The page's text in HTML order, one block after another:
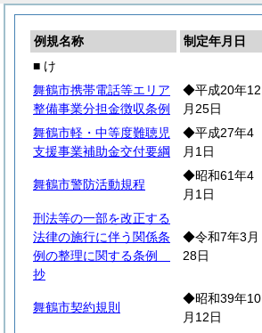
例規名称 制定年月日
■ け
舞鶴市携帯電話等エリア
整備事業分担金徴収条例
◆平成20年12
月25日
舞鶴市軽・中等度難聴児
支援事業補助金交付要綱
◆平成27年4
月1日
舞鶴市警防活動規程
◆昭和61年4
月1日
刑法等の一部を改正する
法律の施行に伴う関係条
例の整理に関する条例
抄
◆令和7年3月
28日
舞鶴市契約規則
◆昭和39年10
月12日